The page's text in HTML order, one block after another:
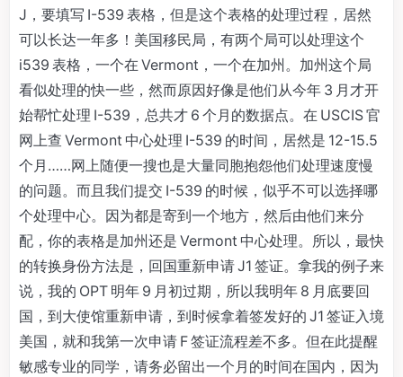
J，要填写 I-539 表格，但是这个表格的处理过程，居然
可以长达一年多！美国移民局，有两个局可以处理这个
i539 表格，一个在 Vermont，一个在加州。加州这个局
看似处理的快一些，然而原因好像是他们从今年 3 月才开
始帮忙处理 I-539，总共才 6 个月的数据点。在 USCIS 官
网上查 Vermont 中心处理 I-539 的时间，居然是 12-15.5
个月……网上随便一搜也是大量同胞抱怨他们处理速度慢
的问题。而且我们提交 I-539 的时候，似乎不可以选择哪
个处理中心。因为都是寄到一个地方，然后由他们来分
配，你的表格是加州还是 Vermont 中心处理。所以，最快
的转换身份方法是，回国重新申请 J1 签证。拿我的例子来
说，我的 OPT 明年 9 月初过期，所以我明年 8 月底要回
国，到大使馆重新申请，到时候拿着签发好的 J1 签证入境
美国，就和我第一次申请 F 签证流程差不多。但在此提醒
敏感专业的同学，请务必留出一个月的时间在国内，因为